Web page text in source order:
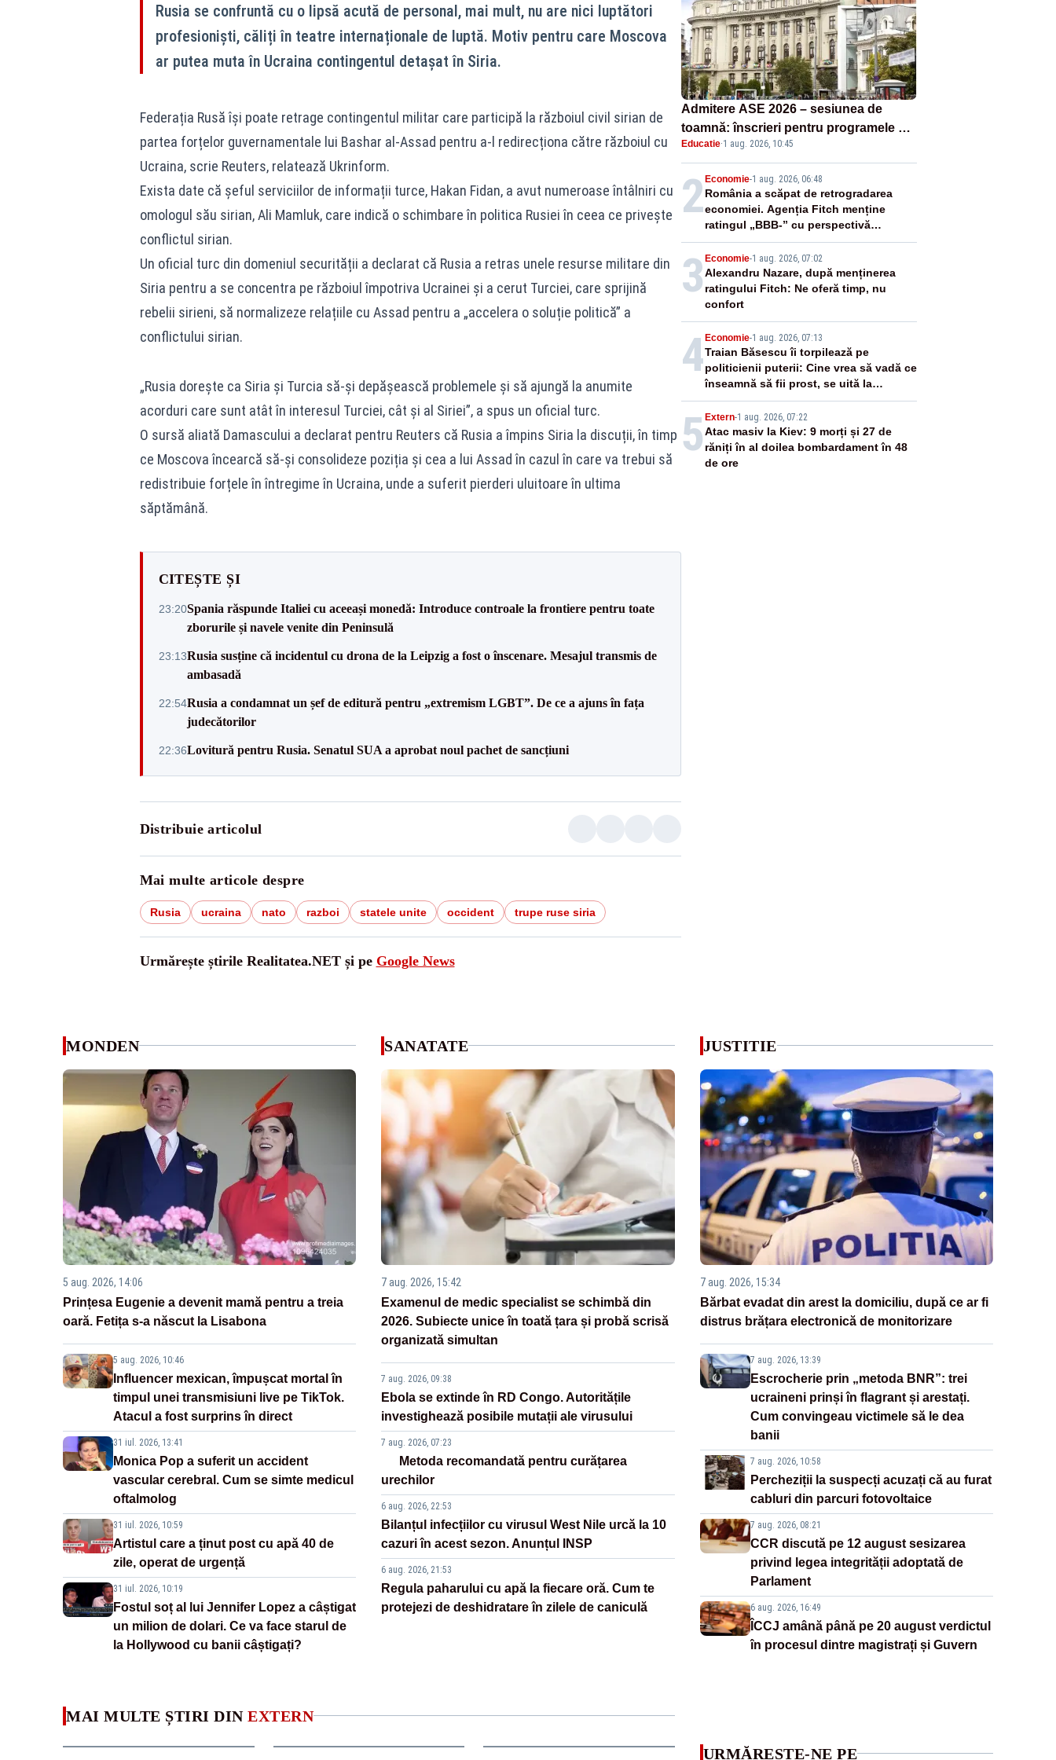
Rusia se confruntă cu o lipsă acută de personal, mai mult, nu are nici luptători
profesioniști, căliți în teatre internaționale de luptă. Motiv pentru care Moscova
ar putea muta în Ucraina contingentul detașat în Siria.
Federația Rusă își poate retrage contingentul militar care participă la războiul civil sirian de
partea forțelor guvernamentale lui Bashar al-Assad pentru a-l redirecționa către războiul cu
Ucraina, scrie Reuters, relatează Ukrinform.
Exista date că șeful serviciilor de informații turce, Hakan Fidan, a avut numeroase întâlniri cu
omologul său sirian, Ali Mamluk, care indică o schimbare în politica Rusiei în ceea ce privește
conflictul sirian.
Un oficial turc din domeniul securității a declarat că Rusia a retras unele resurse militare din
Siria pentru a se concentra pe războiul împotriva Ucrainei și a cerut Turciei, care sprijină
rebelii sirieni, să normalizeze relațiile cu Assad pentru a „accelera o soluție politică” a
conflictului sirian.
„Rusia dorește ca Siria și Turcia să-și depășească problemele și să ajungă la anumite
acorduri care sunt atât în ​​interesul Turciei, cât și al Siriei”, a spus un oficial turc.
O sursă aliată Damascului a declarat pentru Reuters că Rusia a împins Siria la discuții, în timp
ce Moscova încearcă să-și consolideze poziția și cea a lui Assad în cazul în care va trebui să
redistribuie forțele în întregime în Ucraina, unde a suferit pierderi uluitoare în ultima
săptămână.
CITEȘTE ȘI
23:20Spania răspunde Italiei cu aceeași monedă: Introduce controale la frontiere pentru toate
zborurile și navele venite din Peninsulă
23:13Rusia susține că incidentul cu drona de la Leipzig a fost o înscenare. Mesajul transmis de
ambasadă
22:54Rusia a condamnat un șef de editură pentru „extremism LGBT”. De ce a ajuns în fața
judecătorilor
22:36Lovitură pentru Rusia. Senatul SUA a aprobat noul pachet de sancțiuni
Distribuie articolul
Mai multe articole despre
Rusia ucraina nato razboi statele unite occident trupe ruse siria
Urmărește știrile Realitatea.NET și pe Google News
Admitere ASE 2026 – sesiunea de
toamnă: înscrieri pentru programele de
licență, masterat și doctorat
Educatie·1 aug. 2026, 10:45
2Economie-1 aug. 2026, 06:48
România a scăpat de retrogradarea
economiei. Agenția Fitch menține
ratingul „BBB-” cu perspectivă
negativă
3 Economie-1 aug. 2026, 07:02
Alexandru Nazare, după menținerea
ratingului Fitch: Ne oferă timp, nu
confort
4Economie-1 aug. 2026, 07:13
Traian Băsescu îi torpilează pe
politicienii puterii: Cine vrea să vadă ce
înseamnă să fii prost, se uită la
România
5 Extern-1 aug. 2026, 07:22
Atac masiv la Kiev: 9 morți și 27 de
răniți în al doilea bombardament în 48
de ore
MONDEN
5 aug. 2026, 14:06
Prințesa Eugenie a devenit mamă pentru a treia
oară. Fetița s-a născut la Lisabona
5 aug. 2026, 10:46
Influencer mexican, împușcat mortal în
timpul unei transmisiuni live pe TikTok.
Atacul a fost surprins în direct
31 iul. 2026, 13:41
Monica Pop a suferit un accident
vascular cerebral. Cum se simte medicul
oftalmolog
31 iul. 2026, 10:59
Artistul care a ținut post cu apă 40 de
zile, operat de urgență
31 iul. 2026, 10:19
Fostul soț al lui Jennifer Lopez a câștigat
un milion de dolari. Ce va face starul de
la Hollywood cu banii câștigați?
SANATATE
7 aug. 2026, 15:42
Examenul de medic specialist se schimbă din
2026. Subiecte unice în toată țara și probă scrisă
organizată simultan
7 aug. 2026, 09:38
Ebola se extinde în RD Congo. Autoritățile
investighează posibile mutații ale virusului
7 aug. 2026, 07:23
Metoda recomandată pentru curățarea
urechilor
6 aug. 2026, 22:53
Bilanțul infecțiilor cu virusul West Nile urcă la 10
cazuri în acest sezon. Anunțul INSP
6 aug. 2026, 21:53
Regula paharului cu apă la fiecare oră. Cum te
protejezi de deshidratare în zilele de caniculă
JUSTITIE
7 aug. 2026, 15:34
Bărbat evadat din arest la domiciliu, după ce ar fi
distrus brățara electronică de monitorizare
7 aug. 2026, 13:39
Escrocherie prin „metoda BNR”: trei
ucraineni prinși în flagrant și arestați.
Cum convingeau victimele să le dea
banii
7 aug. 2026, 10:58
Percheziții la suspecți acuzați că au furat
cabluri din parcuri fotovoltaice
7 aug. 2026, 08:21
CCR discută pe 12 august sesizarea
privind legea integrității adoptată de
Parlament
6 aug. 2026, 16:49
ÎCCJ amână până pe 20 august verdictul
în procesul dintre magistrați și Guvern
MAI MULTE ȘTIRI DIN EXTERN
URMĂREȘTE-NE PE